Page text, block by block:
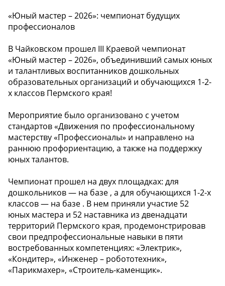
«Юный мастер – 2026»: чемпионат будущих
профессионалов️
В Чайковском прошел III Краевой чемпионат
«Юный мастер – 2026», объединивший самых юных
и талантливых воспитанников дошкольных
образовательных организаций и обучающихся 1-2-
х классов Пермского края!
️Мероприятие было организовано с учетом
стандартов «Движения по профессиональному
мастерству «Профессионалы» и направлено на
раннюю профориентацию, а также на поддержку
юных талантов.
Чемпионат прошел на двух площадках: для
дошкольников — на базе , а для обучающихся 1-2-х
классов — на базе . В нем приняли участие 52
юных мастера и 52 наставника из двенадцати
территорий Пермского края, продемонстрировав
свои предпрофессиональные навыки в пяти
востребованных компетенциях: «Электрик»,
«Кондитер», «Инженер – робототехник»,
«Парикмахер», «Строитель-каменщик».